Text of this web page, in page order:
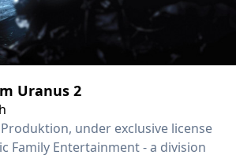
Uranus 2
under exclusive license
Family Entertainment - a division